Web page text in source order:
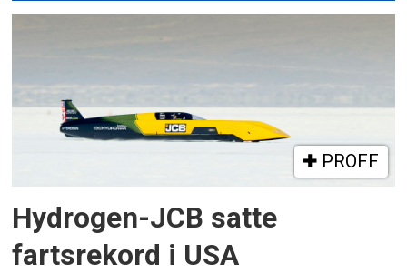
PROFF
Hydrogen-JCB satte
fartsrekord i USA